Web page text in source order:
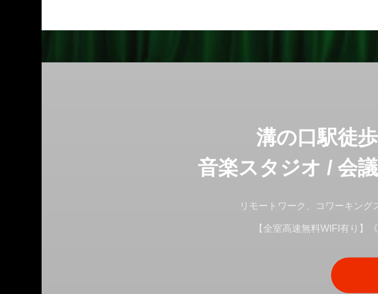
溝の口駅徒
音楽スタジオ / 会
リモートワーク、コワーキン
【全室高速無料WIFI有り】